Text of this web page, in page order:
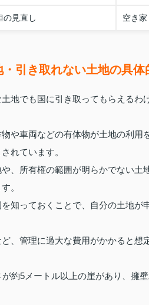
の見直し 空き
引き取れない土地の具体
地でも国に引き取ってもらえるわ
や車両などの有体物が土地の利用
れています。
、所有権の範囲が明らかでない
。
知っておくことで、自分の土地
、管理に過大な費用がかかると
約5メートル以上の崖があり、擁